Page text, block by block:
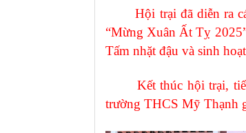
Hội trại đã diễn ra các
“Mừng Xuân Ất Tỵ
Tấm nhặt đậu và sinh
Kết thúc hội trại, tiểu
trường THCS Mỹ Thạnh